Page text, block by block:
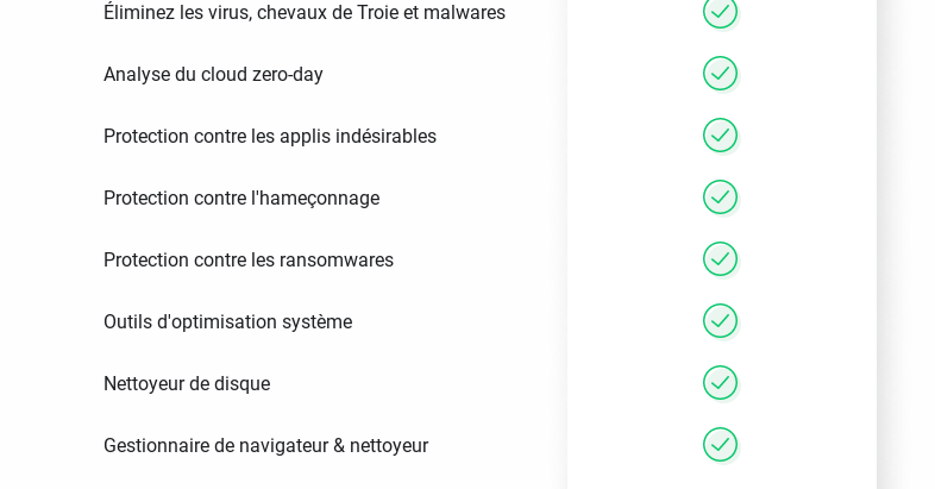
Éliminez les virus, chevaux de Troie et malwares
Analyse du cloud zero-day
Protection contre les applis indésirables
Protection contre l'hameçonnage
Protection contre les ransomwares
Outils d'optimisation système
Nettoyeur de disque
Gestionnaire de navigateur & nettoyeur